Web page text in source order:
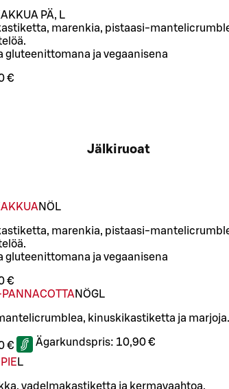
PÄ, L
marenkia, pistaasi-
gluteenittomana ja vegaanisena
€
Jälkiruoat
NÖ L
marenkia, pistaasi-
gluteenittomana ja vegaanisena
€
NÖGL
kinuskikastiketta ja marjoja.
€ Ägarkundspris: 10,90 €
L
vadelmakastiketta ja kermavaahtoa.